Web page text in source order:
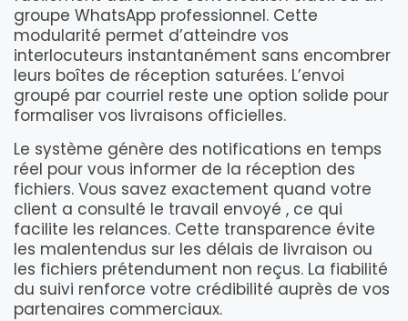
groupe WhatsApp professionnel. Cette
modularité permet d’atteindre vos
interlocuteurs instantanément sans encombrer
leurs boîtes de réception saturées. L’envoi
groupé par courriel reste une option solide pour
formaliser vos livraisons officielles.
Le système génère des notifications en temps
réel pour vous informer de la réception des
fichiers. Vous savez exactement quand votre
client a consulté le travail envoyé , ce qui
facilite les relances. Cette transparence évite
les malentendus sur les délais de livraison ou
les fichiers prétendument non reçus. La fiabilité
du suivi renforce votre crédibilité auprès de vos
partenaires commerciaux.